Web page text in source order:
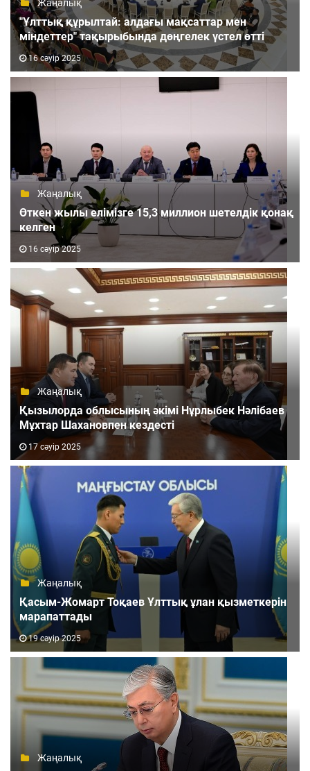
Жаңалық
"Ұлттық құрылтай: алдағы мақсаттар мен
міндеттер" тақырыбында дөңгелек үстел өтті
16 сәуір 2025
Жаңалық
Өткен жылы елімізге 15,3 миллион шетелдік қонақ
келген
16 сәуір 2025
Жаңалық
Қызылорда облысының әкімі Нұрлыбек Нәлібаев
Мұхтар Шахановпен кездесті
17 сәуір 2025
Жаңалық
Қасым-Жомарт Тоқаев Ұлттық ұлан қызметкерін
марапаттады
19 сәуір 2025
Жаңалық